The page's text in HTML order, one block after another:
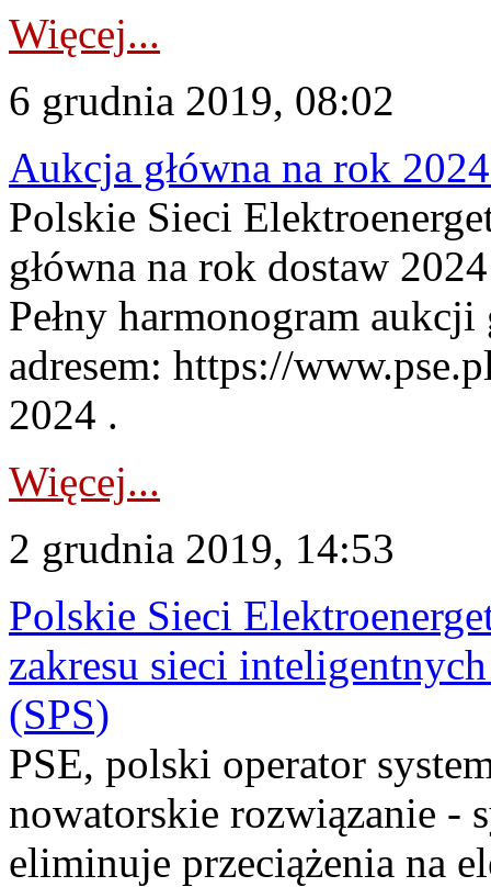
Więcej...
6 grudnia 2019, 08:02
Aukcja główna na rok
Polskie Sieci
główna na rok dostaw
Pełny harmonogram
adresem: https://
2024 .
Więcej...
2 grudnia 2019, 14:53
Polskie Sieci
zakresu sieci
(SPS)
PSE, polski operator
nowatorskie rozwiązanie -
eliminuje przeciążenia na